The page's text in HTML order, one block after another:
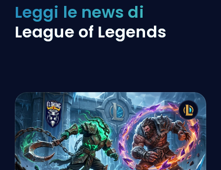
Leggi le news di
League of Legends